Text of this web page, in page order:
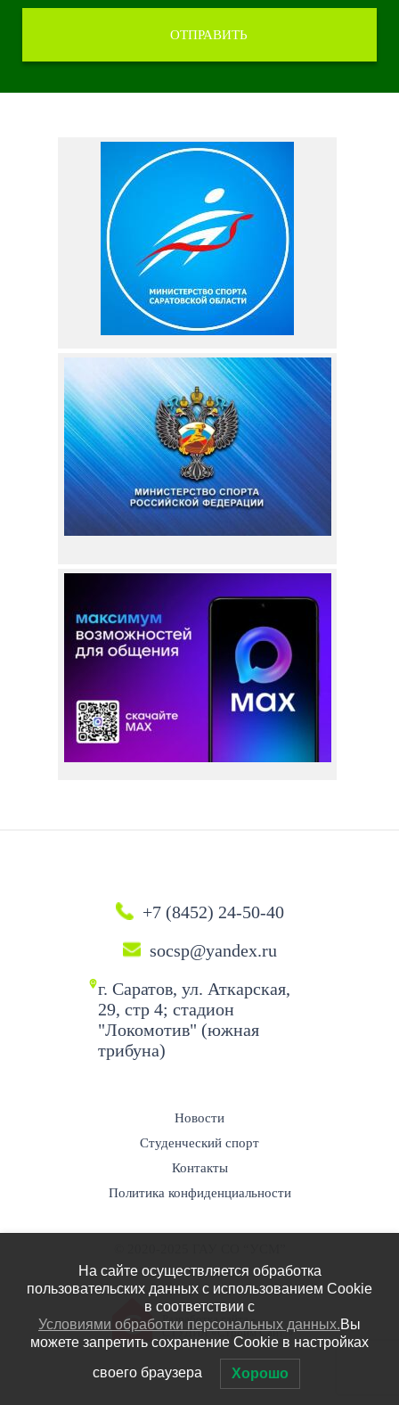
+7 (8452) 24-50-40
socsp@yandex.ru
г. Саратов, ул. Аткарская,
29, стр 4; стадион
"Локомотив" (южная
трибуна)
Новости
Студенческий спорт
Контакты
Политика конфиденциальности
Разработка сайта -
СТУДИЯ «Строим Сайт!»
На сайте осуществляется обработка
пользовательских данных с использованием Cookie
в соответствии c
Условиями обработки персональных данных.Вы
можете запретить сохранение Cookie в настройках
своего браузера Хорошо